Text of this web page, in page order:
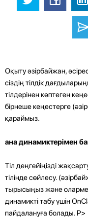
Оқыту әзірбайжан,
сіздің тілдік
тілдерінен көптеген
бірнеше кеңестерге
қараймыз.
ана ​​динамиктерімен
Тіл деңгейіңізді
тілінде сөйлесу.
тырысыңыз және олармен
динамикті табу үшін
пайдалануға болады. P>